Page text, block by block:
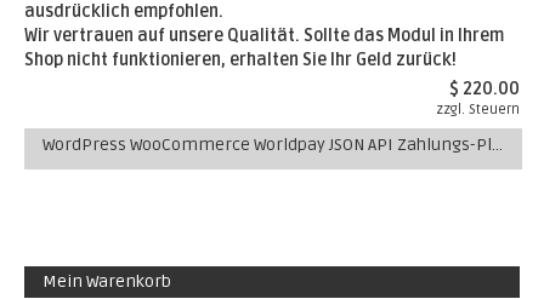
ausdrücklich empfohlen.
Wir vertrauen auf unsere Qualität. Sollte das Modul in Ihrem
Shop nicht funktionieren, erhalten Sie Ihr Geld zurück!
$ 220.00
zzgl. Steuern
WordPress WooCommerce Worldpay JSON API Zahlungs-Plugin
Mein Warenkorb